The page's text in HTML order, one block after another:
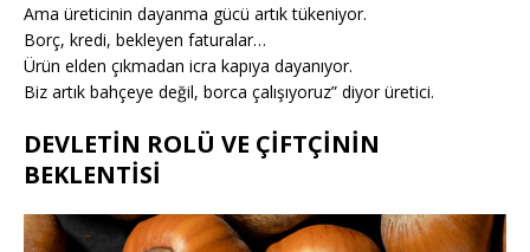
Ama üreticinin dayanma gücü artık tükeniyor.
Borç, kredi, bekleyen faturalar…
Ürün elden çıkmadan icra kapıya dayanıyor.
Biz artık bahçeye değil, borca çalışıyoruz” diyor üretici.
DEVLETİN ROLÜ VE ÇİFTÇİNİN
BEKLENTİSİ